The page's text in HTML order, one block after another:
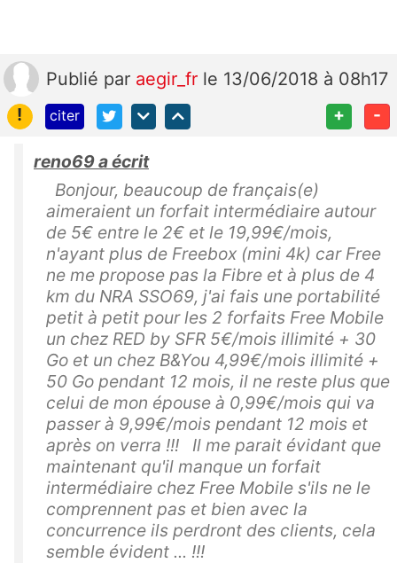
Publié par aegir_fr le 13/06/2018 à 08h17
!
citer + -
reno69 a écrit
Bonjour, beaucoup de français(e)
aimeraient un forfait intermédiaire autour
de 5€ entre le 2€ et le 19,99€/mois,
n'ayant plus de Freebox (mini 4k) car Free
ne me propose pas la Fibre et à plus de 4
km du NRA SSO69, j'ai fais une portabilité
petit à petit pour les 2 forfaits Free Mobile
un chez RED by SFR 5€/mois illimité + 30
Go et un chez B&You 4,99€/mois illimité +
50 Go pendant 12 mois, il ne reste plus que
celui de mon épouse à 0,99€/mois qui va
passer à 9,99€/mois pendant 12 mois et
après on verra !!! Il me parait évidant que
maintenant qu'il manque un forfait
intermédiaire chez Free Mobile s'ils ne le
comprennent pas et bien avec la
concurrence ils perdront des clients, cela
semble évident ... !!!